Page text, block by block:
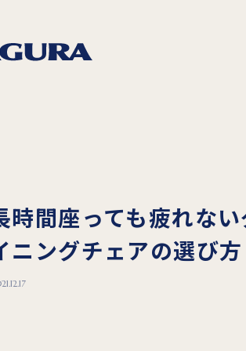
時間座っても疲れな
ニングチェアの選び方